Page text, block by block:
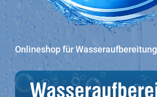
Onlineshop für Wasseraufbereitung